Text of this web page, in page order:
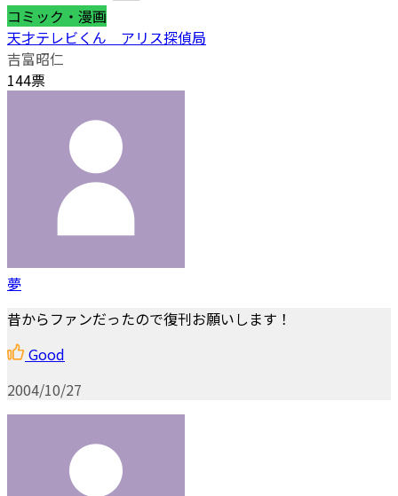
コミック・漫画
天才テレビくん アリス探偵局
吉富昭仁
144票
夢
昔からファンだったので復刊お願いします！
Good
2004/10/27